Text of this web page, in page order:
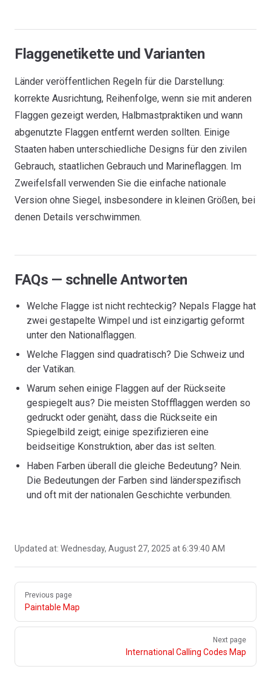
Flaggenetikette und Varianten
Länder veröffentlichen Regeln für die Darstellung:
korrekte Ausrichtung, Reihenfolge, wenn sie mit anderen
Flaggen gezeigt werden, Halbmastpraktiken und wann
abgenutzte Flaggen entfernt werden sollten. Einige
Staaten haben unterschiedliche Designs für den zivilen
Gebrauch, staatlichen Gebrauch und Marineflaggen. Im
Zweifelsfall verwenden Sie die einfache nationale
Version ohne Siegel, insbesondere in kleinen Größen, bei
denen Details verschwimmen.
FAQs — schnelle Antworten
Welche Flagge ist nicht rechteckig? Nepals Flagge hat
zwei gestapelte Wimpel und ist einzigartig geformt
unter den Nationalflaggen.
Welche Flaggen sind quadratisch? Die Schweiz und
der Vatikan.
Warum sehen einige Flaggen auf der Rückseite
gespiegelt aus? Die meisten Stoffflaggen werden so
gedruckt oder genäht, dass die Rückseite ein
Spiegelbild zeigt; einige spezifizieren eine
beidseitige Konstruktion, aber das ist selten.
Haben Farben überall die gleiche Bedeutung? Nein.
Die Bedeutungen der Farben sind länderspezifisch
und oft mit der nationalen Geschichte verbunden.
Updated at: Wednesday, August 27, 2025 at 6:39:40 AM
Pager
Previous page
Paintable Map
Next page
International Calling Codes Map